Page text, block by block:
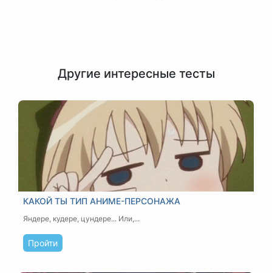
Другие интересные тесты
КАКОЙ ТЫ ТИП АНИМЕ-ПЕРСОНАЖА
Яндере, кудере, цундере... Или,...
Пройти